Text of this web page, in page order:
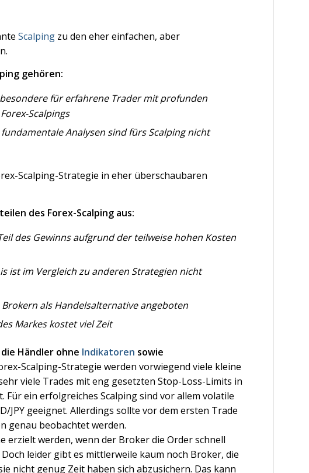
Scalping zu den eher einfachen, aber
gehören:
für erfahrene Trader mit profunden
Scalpings
Analysen sind fürs Scalping nicht
Scalping-Strategie in eher überschaubaren
des Forex-Scalping aus:
des Gewinns aufgrund der teilweise hohen Kosten
ist im Vergleich zu anderen Strategien nicht
als Handelsalternative angeboten
Markes kostet viel Zeit
Händler ohne Indikatoren sowie
Scalping-Strategie werden vorwiegend viele kleine
viele Trades mit eng gesetzten Stop-Loss-Limits in
ein erfolgreiches Scalping sind vor allem volatile
JPY geeignet. Allerdings sollte vor dem ersten Trade
genau beobachtet werden.
erzielt werden, wenn der Broker die Order schnell
leider gibt es mittlerweile kaum noch Broker, die
nicht genug Zeit haben sich abzusichern. Das kann